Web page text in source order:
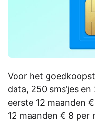
Voor het
data, 250 sms’jes
eerste 12 maanden
12 maanden € 8 per